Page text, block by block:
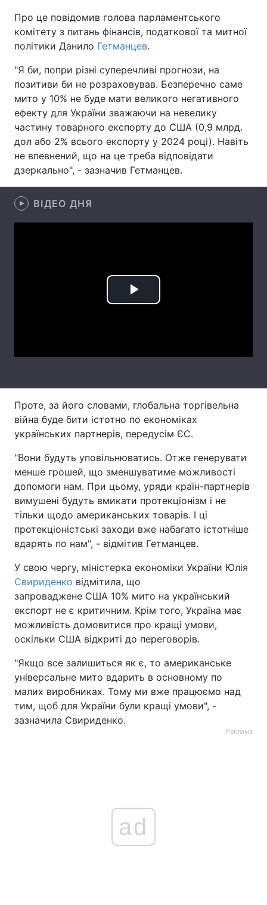
Зброя Інциденти
Здоров'я Туризм
Цікавинки Погода
Екологія Регіони
Лонгріди
Відео з Youtube Статті
Інтерв'ю Думки
Архів
Тема оформлення
Про це повідомив голова парламентського
комітету з питань фінансів, податкової та митної
політики Данило Гетманцев.
"Я би, попри різні суперечливі прогнози, на
позитиви би не розраховував. Безперечно саме
мито у 10% не буде мати великого негативного
ефекту для України зважаючи на невелику
частину товарного експорту до США (0,9 млрд.
дол або 2% всього експорту у 2024 році). Навіть
не впевнений, що на це треба відповідати
дзеркально", - зазначив Гетманцев.
ВІДЕО ДНЯ
Play
Проте, за його словами, глобальна торгівельна
війна буде бити істотно по економіках
українських партнерів, передусім ЄС.
"Вони будуть уповільнюватись. Отже генерувати
менше грошей, що зменшуватиме можливості
допомоги нам. При цьому, уряди країн-партнерів
вимушені будуть вмикати протекціонізм і не
тільки щодо американських товарів. І ці
протекціоністські заходи вже набагато істотніше
вдарять по нам", - відмітив Гетманцев.
У свою чергу, міністерка економіки України Юлія
Свириденко відмітила, що
запроваджене США 10% мито на український
експорт не є критичним. Крім того, Україна має
можливість домовитися про кращі умови,
оскільки США відкриті до переговорів.
"Якщо все залишиться як є, то американське
універсальне мито вдарить в основному по
малих виробниках. Тому ми вже працюємо над
тим, щоб для України були кращі умови", -
зазначила Свириденко.
Реклама
ad